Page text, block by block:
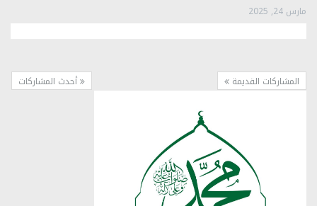
مارس 24, 2025
المشاركات القديمة أحدث المشاركات